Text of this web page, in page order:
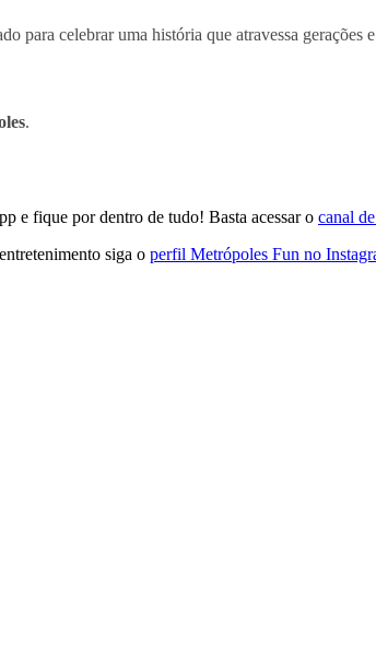
para celebrar uma história que atravessa
.
e fique por dentro de tudo! Basta acessar o canal
siga o perfil Metrópoles Fun no